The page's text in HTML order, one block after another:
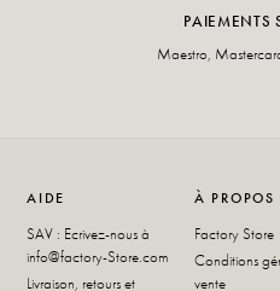
PAIEMENTS
Maestro,
AIDE
SAV : Ecrivez-nous à
info@factory-Store.com
Livraison, retours et
À PROPOS
Factory Store
Conditions
vente